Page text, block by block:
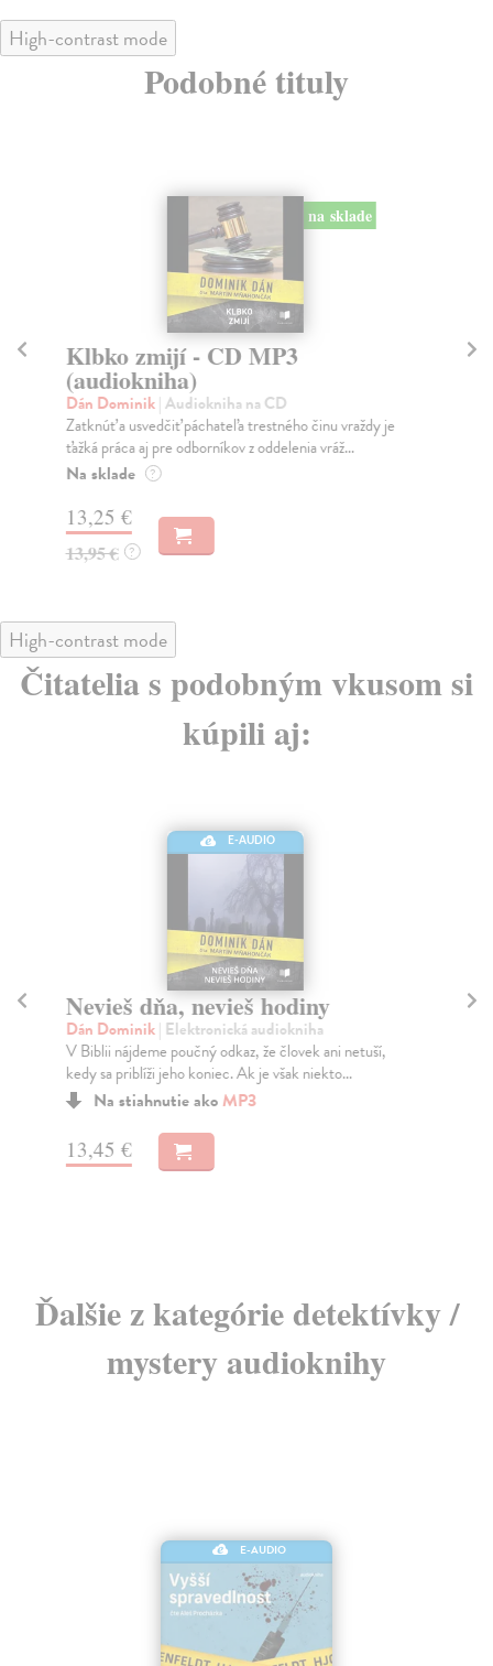
High-contrast mode
Podobné tituly
na sklade
Klbko zmijí - CD MP3
(audiokniha)
Dán Dominik| Audiokniha na CD
Zatknúť a usvedčiť páchateľa trestného činu vraždy je
ťažká práca aj pre odborníkov z oddelenia vráž...
Na sklade ?
13,25 €
13,95 € ?
High-contrast mode
Čitatelia s podobným vkusom si
kúpili aj:
E-AUDIO
Nevieš dňa, nevieš hodiny
Dán Dominik| Elektronická audiokniha
V Biblii nájdeme poučný odkaz, že človek ani netuší,
kedy sa priblíži jeho koniec. Ak je však niekto...
Na stiahnutie akoMP3
13,45 €
Ďalšie z kategórie detektívky /
mystery audioknihy
E-AUDIO